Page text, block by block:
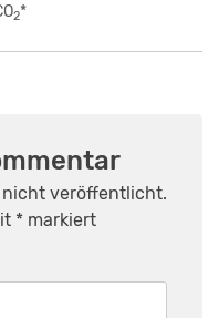
2*
nicht veröffentlicht.
* markiert